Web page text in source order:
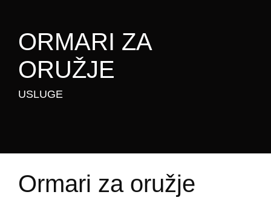
ORMARI ZA
ORUŽJE
USLUGE
Ormari za oružje